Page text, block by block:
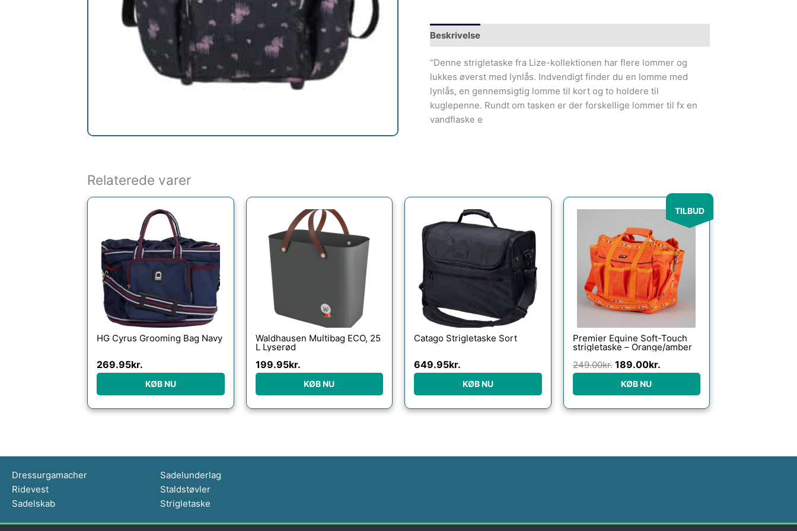
Beskrivelse
“Denne strigletaske fra Lize-kollektionen har flere lommer og
lukkes øverst med lynlås. Indvendigt finder du en lomme med
lynlås, en gennemsigtig lomme til kort og to holdere til
kuglepenne. Rundt om tasken er der forskellige lommer til fx en
vandflaske e
Relaterede varer
HG Cyrus Grooming Bag Navy
269.95kr.
KØB NU
Waldhausen Multibag ECO, 25
L Lyserød
199.95kr.
KØB NU
Catago Strigletaske Sort
649.95kr.
KØB NU
TILBUD
Premier Equine Soft-Touch
strigletaske – Orange/amber
249.00kr.
pris
var:
249.00kr..
189.00kr.
Den
aktuelle
pris
er:
189.00kr..
KØB NU
Dressurgamacher
Ridevest
Sadelskab
Sadelunderlag
Staldstøvler
Strigletaske